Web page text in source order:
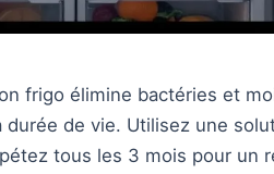
frigo élimine bactéries et
de vie. Utilisez une
tous les 3 mois pour un